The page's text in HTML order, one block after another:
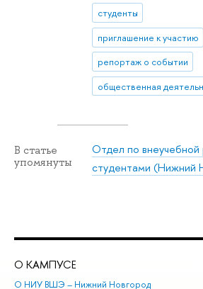
студенты
приглашение к участию
репортаж о событии
В статье
упомянуты
Отдел по
студентами (Нижний
О КАМПУСЕ
О НИУ ВШЭ – Нижний Новгород